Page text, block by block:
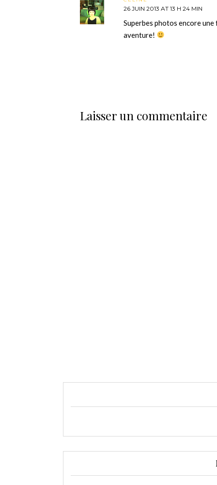
26 JUIN 2013 AT 13 H 24 MIN
Superbes photos encore
aventure!
Laisser un commentaire